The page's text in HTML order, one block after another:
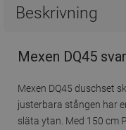
Beskrivning
Mexen DQ45
Mexen DQ45 duschset
justerbara stången har
släta ytan. Med 150 cm